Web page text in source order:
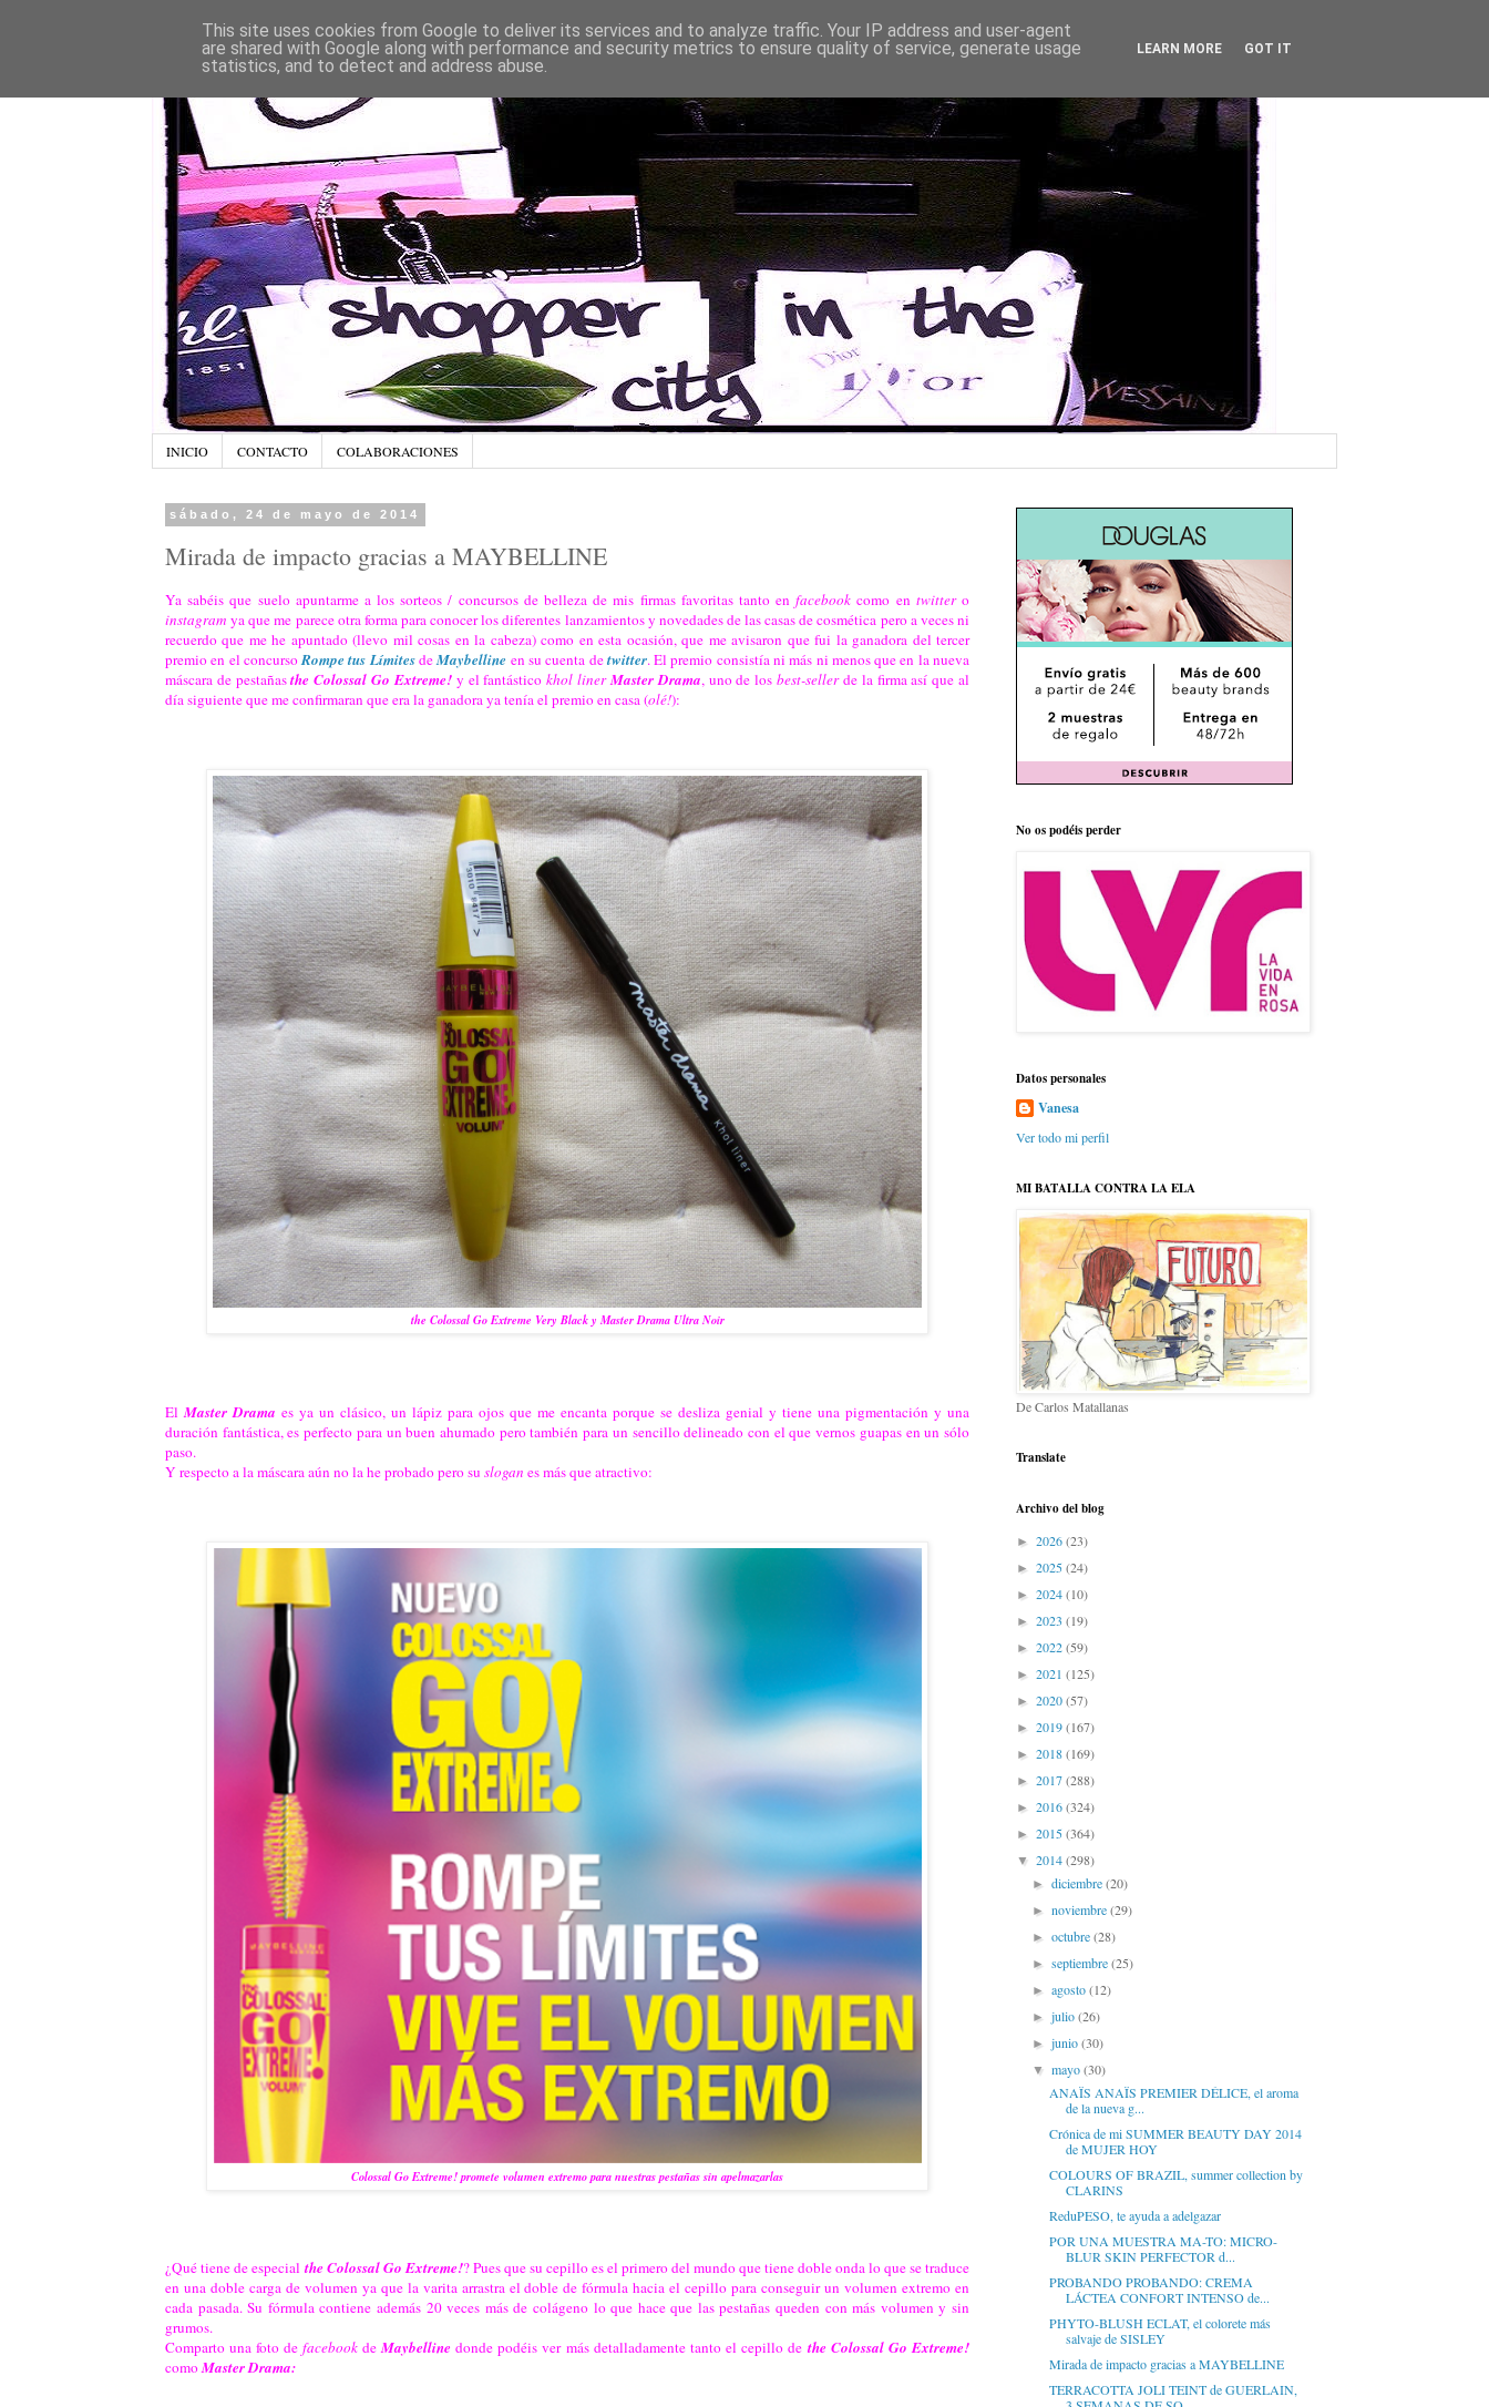
INICIO CONTACTO COLABORACIONES
sábado, 24 de mayo de 2014
Mirada de impacto gracias a MAYBELLINE
Ya sabéis que suelo apuntarme a los sorteos / concursos de belleza de mis firmas favoritas tanto enfacebook como en twittero
instagram ya que me parece otra forma para conocer los diferentes lanzamientos y novedades de las casas de cosmética pero a veces ni
recuerdo que me he apuntado (llevo mil cosas en la cabeza) como en esta ocasión, que me avisaron que fui la ganadora del tercer
premio en el concursoRompe tus LímitesdeMaybelline en su cuenta detwitter. El premio consistía ni más ni menos que en la nueva
máscara de pestañasthe Colossal Go Extreme!y el fantásticokhol liner Master Drama, uno de losbest-sellerde la firma así que al
día siguiente que me confirmaran que era la ganadora ya tenía el premio en casa (olé!):
the Colossal Go Extreme Very Black y Master Drama Ultra Noir
ElMaster Drama es ya un clásico, un lápiz para ojos que me encanta porque se desliza genial y tiene una pigmentación y una
duración fantástica, es perfecto para un buen ahumado pero también para un sencillo delineado con el que vernos guapas en un sólo
paso.
Y respecto a la máscara aún no la he probado pero su slogan es más que atractivo:
Colossal Go Extreme! promete volumen extremo para nuestras pestañas sin apelmazarlas
¿Qué tiene de especial the Colossal Go Extreme!? Pues que su cepillo es el primero del mundo que tiene doble onda lo que se traduce
en una doble carga de volumen ya que la varita arrastra el doble de fórmula hacia el cepillo para conseguir un volumen extremo en
cada pasada. Su fórmula contiene además 20 veces más de colágeno lo que hace que las pestañas queden con más volumen y sin
grumos.
Comparto una foto defacebook deMaybelline donde podéis ver más detalladamente tanto el cepillo de the Colossal Go Extreme!
comoMaster Drama:
No os podéis perder
Datos personales
Vanesa
Ver todo mi perfil
MI BATALLA CONTRA LA ELA
De Carlos Matallanas
Translate
Archivo del blog
► 2026(23)
► 2025(24)
► 2024(10)
► 2023 (19)
► 2022(59)
► 2021 (125)
► 2020(57)
► 2019(167)
► 2018(169)
► 2017(288)
► 2016(324)
► 2015(364)
▼ 2014(298)
►diciembre(20)
►noviembre(29)
►octubre(28)
►septiembre(25)
►agosto(12)
►julio(26)
►junio(30)
▼mayo(30)
ANAÏS ANAÏS PREMIER DÉLICE, el aroma
de la nueva g...
Crónica de mi SUMMER BEAUTY DAY 2014
de MUJER HOY
COLOURS OF BRAZIL, summer collection by
CLARINS
ReduPESO, te ayuda a adelgazar
POR UNA MUESTRA MA-TO: MICRO-
BLUR SKIN PERFECTOR d...
PROBANDO PROBANDO: CREMA
LÁCTEA CONFORT INTENSO de...
PHYTO-BLUSH ECLAT, el colorete más
salvaje de SISLEY
Mirada de impacto gracias a MAYBELLINE
TERRACOTTA JOLI TEINT de GUERLAIN,
This site uses cookies from Google to deliver its services and to analyze traffic. Your IP address and user-agent
are shared with Google along with performance and security metrics to ensure quality of service, generate usage
statistics, and to detect and address abuse.
LEARN MORE GOT IT